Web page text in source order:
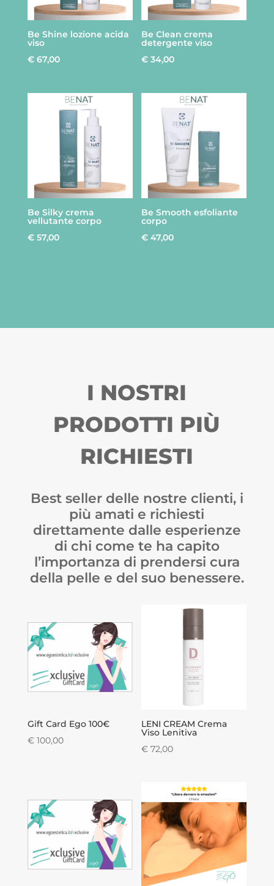
Be Shine lozione acida
viso
€67,00
Be Clean crema
detergente viso
€ 34,00
Be Silky crema
vellutante corpo
€57,00
Be Smooth esfoliante
corpo
€ 47,00
I NOSTRI
PRODOTTI PIÙ
RICHIESTI
Best seller delle nostre clienti, i
più amati e richiesti
direttamente dalle esperienze
di chi come te ha capito
l’importanza di prendersi cura
della pelle e del suo benessere.
Gift Card Ego 100€
€100,00
LENI CREAM Crema
Viso Lenitiva
€ 72,00